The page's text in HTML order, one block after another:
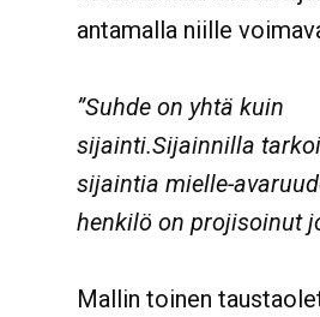
antamalla niille
”Suhde on yhtä kuin
sijainti.Sijainnilla
sijaintia mielle-
henkilö on projisoinut
Mallin toinen